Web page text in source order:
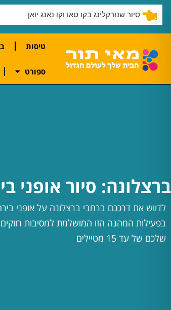
סיור שנורקלינג בקו טאו וקו נאנג יואן
טיסות
ספורט
ברצלונה: סיור אופני
לדווש את דרככם ברחבי ברצלונה על אופני
בפעילות המהנה הזו המושלמת למסיבות
שלכם של עד 15 מטיילים